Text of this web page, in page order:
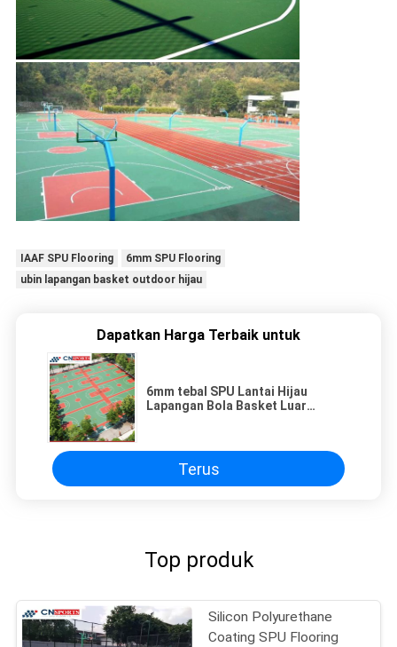
IAAF SPU Flooring
6mm SPU Flooring
ubin lapangan basket outdoor hijau
Dapatkan Harga Terbaik untuk
6mm tebal SPU Lantai Hijau
Lapangan Bola Basket Luar
Terus
Top produk
Silicon Polyurethane
Coating SPU Flooring